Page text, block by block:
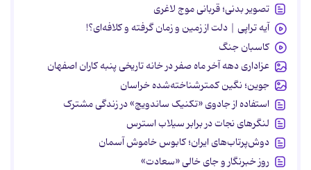
تصویر بدنی؛ قربانی موج لاغری
آیه تراپی | دلت از زمین و زمان گرفته و کلافه‌ای؟!
کاسبان جنگ
عزاداری دهه آخر ماه صفر در خانه تاریخی پنبه کاران اصفهان
جوین؛ نگین کمترشناخته‌شده خراسان
استفاده از جادوی «تکنیک ساندویچ» در زندگی مشترک
لنگرهای نجات در برابر سیلاب استرس
دوش‌پرتاب‌های ایران؛ کابوس خاموش آسمان
روز خبرنگار و جای خالی «سعادت»